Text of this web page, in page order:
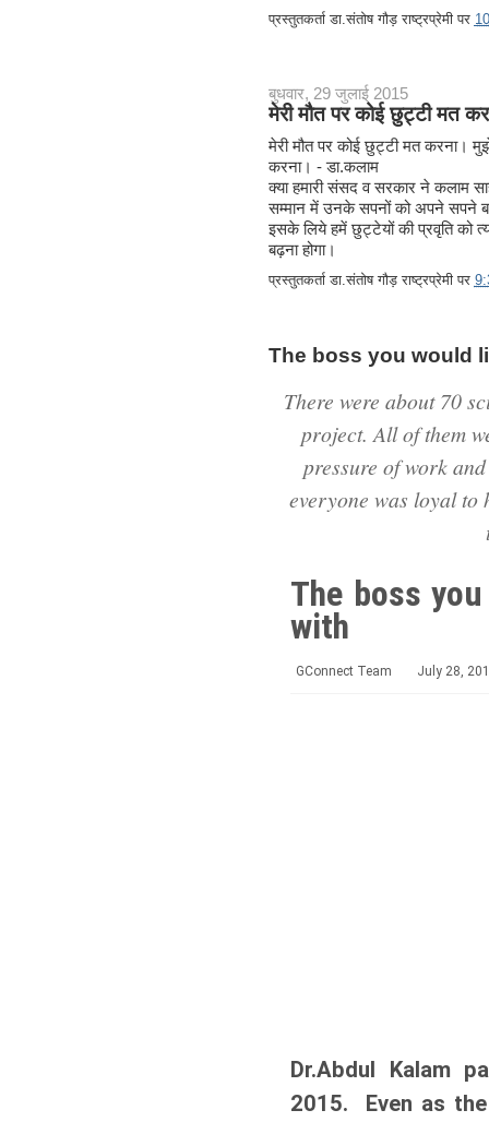
प्रस्तुतकर्ताडा.संतोष गौड़ राष्ट्रप्रेमी पर
बुधवार, 29 जुलाई 2015
मेरी मौत पर कोई छुट्टी मत
मेरी मौत पर कोई छुट्टी मत करना।
करना। - डा.कलाम
क्या हमारी संसद व सरकार ने कलाम
सम्मान में उनके सपनों को अपने सपने
इसके लिये हमें छुट्टेयों की प्रवृति को
बढ़ना होगा।
प्रस्तुतकर्ताडा.संतोष गौड़ राष्ट्रप्रेमी पर
The boss you would
There were about 70
project. All of them
pressure of work
everyone was loyal
The boss
with
GConnect Team July 28,
Dr.Abdul Kalam
2015. Even as